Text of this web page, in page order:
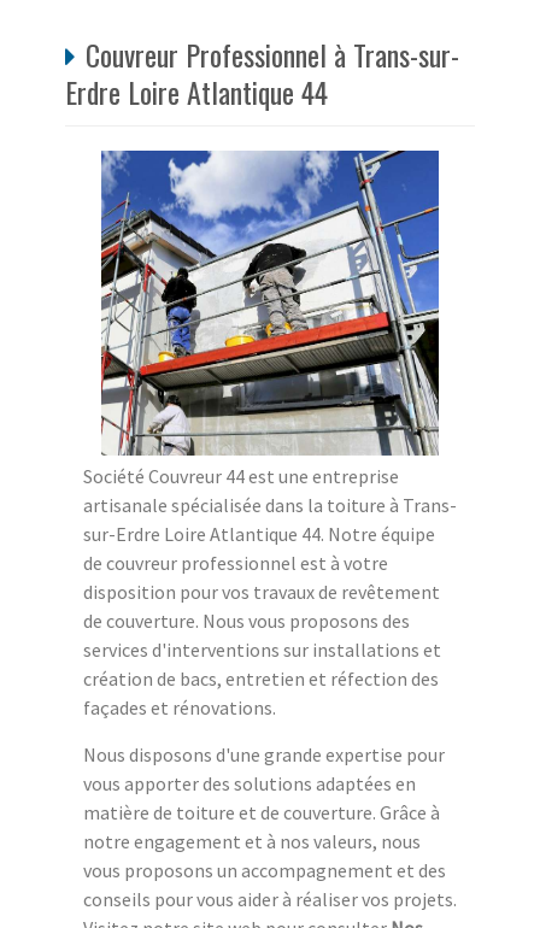
Couvreur Professionnel à Trans-sur-
Erdre Loire Atlantique 44
Société Couvreur 44 est une entreprise
artisanale spécialisée dans la toiture à Trans-
sur-Erdre Loire Atlantique 44. Notre équipe
de couvreur professionnel est à votre
disposition pour vos travaux de revêtement
de couverture. Nous vous proposons des
services d'interventions sur installations et
création de bacs, entretien et réfection des
façades et rénovations.
Nous disposons d'une grande expertise pour
vous apporter des solutions adaptées en
matière de toiture et de couverture. Grâce à
notre engagement et à nos valeurs, nous
vous proposons un accompagnement et des
conseils pour vous aider à réaliser vos projets.